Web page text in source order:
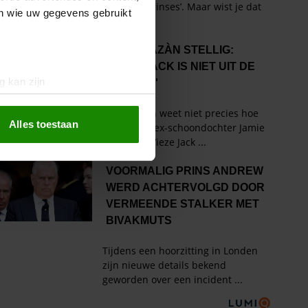
wie uw gegevens gebruikt
kan zijn
te bieden en om ons
partners voor social
die u aan ze heeft
met onze cookies als u
Alles toestaan